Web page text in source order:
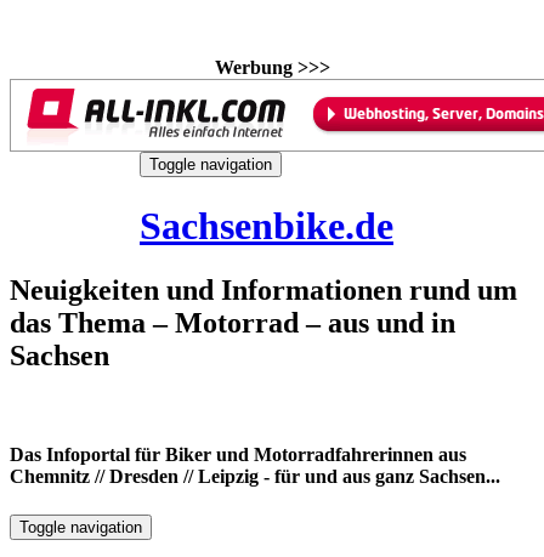
Werbung >>>
Toggle navigation
Sachsenbike.de
Neuigkeiten und Informationen rund um
das Thema – Motorrad – aus und in
Sachsen
Das Infoportal für Biker und Motorradfahrerinnen aus
Chemnitz // Dresden // Leipzig - für und aus ganz Sachsen...
Toggle navigation